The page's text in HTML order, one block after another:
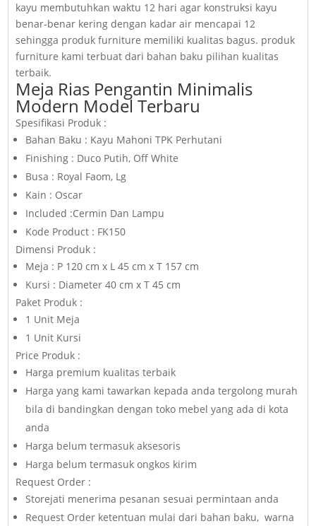
kayu membutuhkan waktu 12 hari agar konstruksi kayu
benar-benar kering dengan kadar air mencapai 12
sehingga produk furniture memiliki kualitas bagus. produk
furniture kami terbuat dari bahan baku pilihan kualitas
terbaik.
Meja Rias Pengantin Minimalis
Modern Model Terbaru
Spesifikasi Produk :
Bahan Baku : Kayu Mahoni TPK Perhutani
Finishing : Duco Putih, Off White
Busa : Royal Faom, Lg
Kain : Oscar
Included :Cermin Dan Lampu
Kode Product : FK150
Dimensi Produk :
Meja : P 120 cm x L 45 cm x T 157 cm
Kursi : Diameter 40 cm x T 45 cm
Paket Produk :
1 Unit Meja
1 Unit Kursi
Price Produk :
Harga premium kualitas terbaik
Harga yang kami tawarkan kepada anda tergolong murah
bila di bandingkan dengan toko mebel yang ada di kota
anda
Harga belum termasuk aksesoris
Harga belum termasuk ongkos kirim
Request Order :
Storejati menerima pesanan sesuai permintaan anda
Request Order ketentuan mulai dari bahan baku, warna